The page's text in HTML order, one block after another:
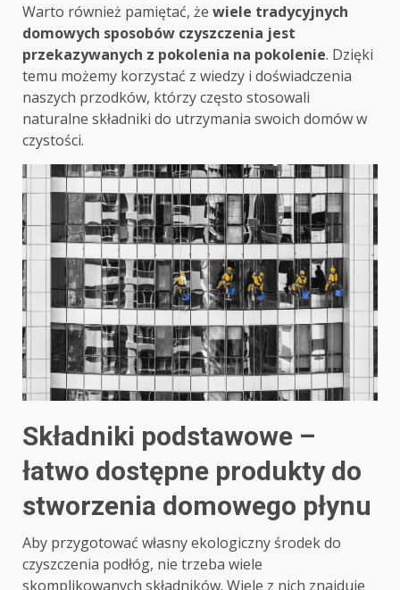
Warto również pamiętać, że wiele tradycyjnych
domowych sposobów czyszczenia jest
przekazywanych z pokolenia na pokolenie. Dzięki
temu możemy korzystać z wiedzy i doświadczenia
naszych przodków, którzy często stosowali
naturalne składniki do utrzymania swoich domów w
czystości.
Składniki podstawowe –
łatwo dostępne produkty do
stworzenia domowego płynu
Aby przygotować własny ekologiczny środek do
czyszczenia podłóg, nie trzeba wiele
skomplikowanych składników. Wiele z nich znajduje